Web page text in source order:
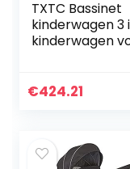
TXTC Bassinet
kinderwagen 3
kinderwagen
aluminium frame
€424.21